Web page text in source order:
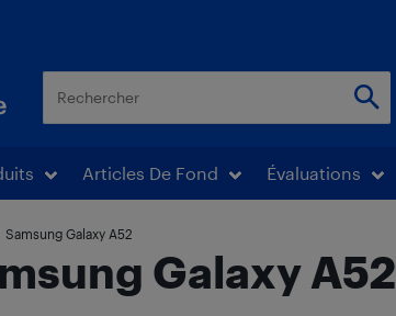
Articles De Fond Évaluations
Samsung Galaxy A52
Galaxy A52